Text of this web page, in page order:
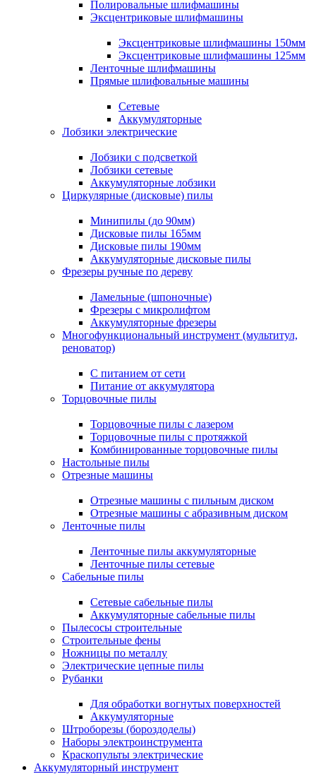
Полировальные шлифмашины
Эксцентриковые шлифмашины
Эксцентриковые шлифмашины 150мм
Эксцентриковые шлифмашины 125мм
Ленточные шлифмашины
Прямые шлифовальные машины
Сетевые
Аккумуляторные
Лобзики электрические
Лобзики с подсветкой
Лобзики сетевые
Аккумуляторные лобзики
Циркулярные (дисковые) пилы
Минипилы (до 90мм)
Дисковые пилы 165мм
Дисковые пилы 190мм
Аккумуляторные дисковые пилы
Фрезеры ручные по дереву
Ламельные (шпоночные)
Фрезеры с микролифтом
Аккумуляторные фрезеры
Многофункциональный инструмент (мультитул,
реноватор)
С питанием от сети
Питание от аккумулятора
Торцовочные пилы
Торцовочные пилы с лазером
Торцовочные пилы с протяжкой
Комбинированные торцовочные пилы
Настольные пилы
Отрезные машины
Отрезные машины с пильным диском
Отрезные машины с абразивным диском
Ленточные пилы
Ленточные пилы аккумуляторные
Ленточные пилы сетевые
Сабельные пилы
Сетевые сабельные пилы
Аккумуляторные сабельные пилы
Пылесосы строительные
Строительные фены
Ножницы по металлу
Электрические цепные пилы
Рубанки
Для обработки вогнутых поверхностей
Аккумуляторные
Штроборезы (бороздоделы)
Наборы электроинструмента
Краскопульты электрические
Аккумуляторный инструмент